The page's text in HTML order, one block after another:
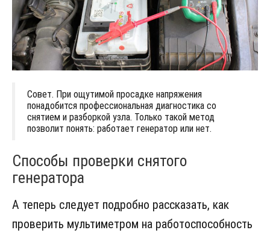
Совет. При ощутимой просадке напряжения
понадобится профессиональная диагностика со
снятием и разборкой узла. Только такой метод
позволит понять: работает генератор или нет.
Способы проверки снятого
генератора
А теперь следует подробно рассказать, как
проверить мультиметром на работоспособность